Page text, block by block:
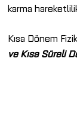
karma
Kısa Dönem
ve Kısa Süreli